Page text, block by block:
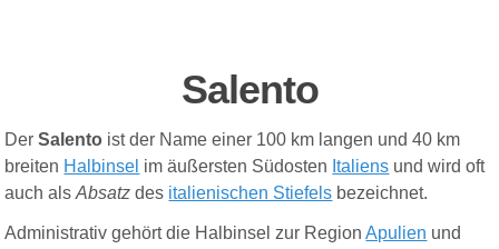
Salento
DerSalento ist der Name einer 100 km langen und 40 km
breiten Halbinsel im äußersten Südosten Italiens und wird oft
auch alsAbsatz des italienischen Stiefels bezeichnet.
Administrativ gehört die Halbinsel zur RegionApulien und